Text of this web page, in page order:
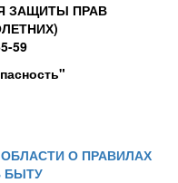
ЗАЩИТЫ ПРАВ
59
О ПРАВИЛАХ
БЫТУ